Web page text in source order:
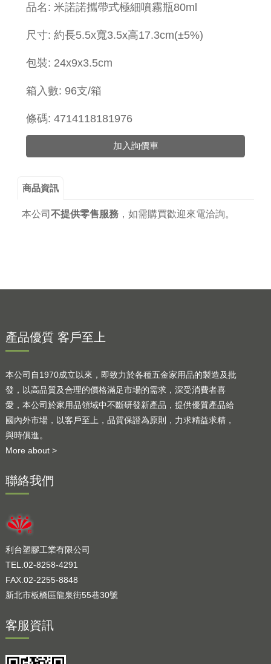
品名: 米諾諾攜帶式極細噴霧瓶80ml
尺寸: 約長5.5x寬3.5x高17.3cm(±5%)
包裝: 24x9x3.5cm
箱入數: 96支/箱
條碼: 4714118181976
加入詢價車
商品資訊
本公司 不提供零售服務， 如需購買歡迎來電洽詢。
產品優質 客戶至上
本公司自1970成立以來，即致力於各種五金家用品的製造及批
發，以高品質及合理的價格滿足市場的需求，深受消費者喜
愛，本公司於家用品領域中不斷研發新產品，提供優質產品給
國內外市場，以客戶至上，品質保證為原則，力求精益求精，
與時俱進。
More about >
聯絡我們
利台塑膠工業有限公司
TEL.02-8258-4291
FAX.02-2255-8848
新北市板橋區龍泉街55巷30號
客服資訊